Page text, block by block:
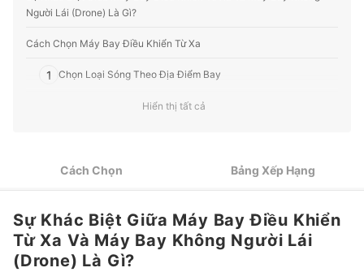
Người Lái (Drone) Là Gì?
Cách Chọn Máy Bay Điều Khiển Từ Xa
1 Chọn Loại Sóng Theo Địa Điểm Bay
Chú Ý Đến Số Lượng Kênh Điều Khiển
Top 10 Máy Bay Điều Khiển Từ Xa tốt nhất được ưa chuộng (Tư vấn
mua)
Mẹo Luyện Tập Điều Khiển Máy Bay Hiệu Quả Hơn
Hiển thị tất cả
Cách Chọn Bảng Xếp Hạng
Sự Khác Biệt Giữa Máy Bay Điều Khiển
Từ Xa Và Máy Bay Không Người Lái
(Drone) Là Gì?